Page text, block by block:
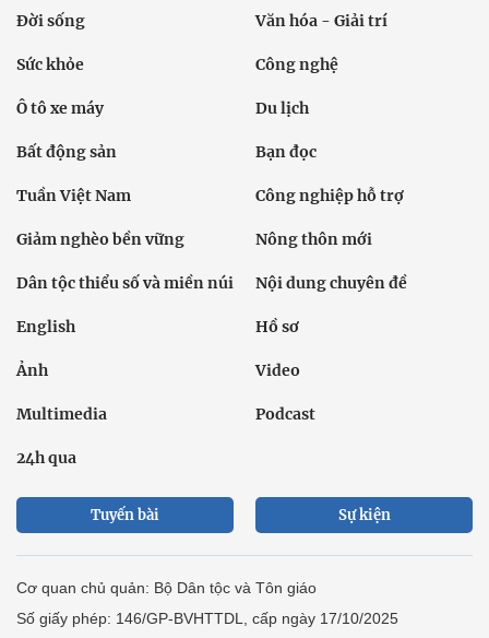
Đời sống Văn hóa - Giải trí
Sức khỏe Công nghệ
Ô tô xe máy Du lịch
Bất động sản Bạn đọc
Tuần Việt Nam Công nghiệp hỗ trợ
Giảm nghèo bền vững Nông thôn mới
Dân tộc thiểu số và miền núi Nội dung chuyên đề
English Hồ sơ
Ảnh Video
Multimedia Podcast
24h qua
Tuyến bài Sự kiện
Cơ quan chủ quản: Bộ Dân tộc và Tôn giáo
Số giấy phép: 146/GP-BVHTTDL, cấp ngày 17/10/2025